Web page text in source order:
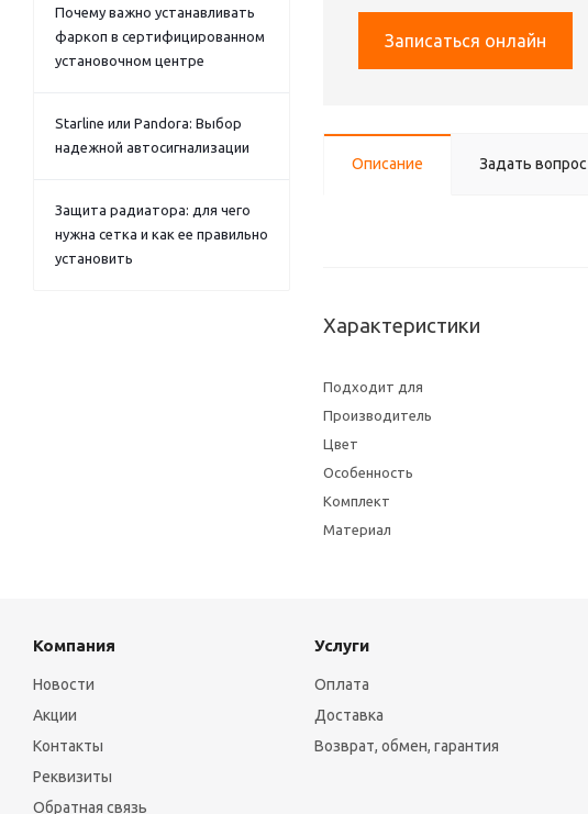
Записаться онлайн
Описание Задать вопрос
Характеристики
Подходит для
Производитель
Цвет
Особенность
Комплект
Материал
Почему важно устанавливать
фаркоп в сертифицированном
установочном центре
Starline или Pandora: Выбор
надежной автосигнализации
Защита радиатора: для чего
нужна сетка и как ее правильно
установить
Компания
Новости
Акции
Контакты
Реквизиты
Обратная связь
Услуги
Оплата
Доставка
Возврат, обмен, гарантия